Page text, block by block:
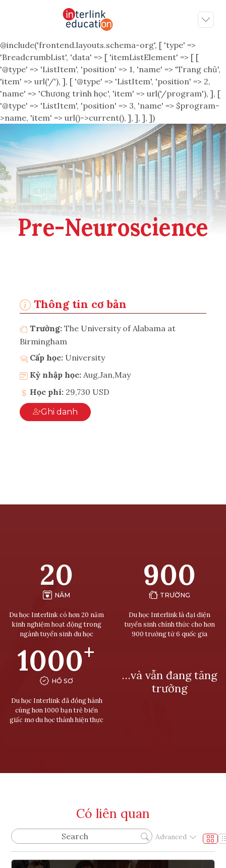
@include('frontend.layouts.schema-org', [ 'type' =>
'BreadcrumbList', 'data' => [ 'itemListElement' => [ [
'@type' => 'ListItem', 'position' => 1, 'name' => 'Trang chủ',
'item' => url('/'), ], [ '@type' => 'ListItem', 'position' => 2,
'name' => 'Chương trình học', 'item' => url('/program'), ], [
'@type' => 'ListItem', 'position' => 3, 'name' => $program-
>name, 'item' => url()->current(), ], ], ], ])
Pre-Neuroscience
Thông tin cơ bản
Trường: The University of Alabama at
Birmingham
Cấp học: University
Kỳ nhập học: Aug,Jan,May
Học phí: 29,730 USD
Ghi danh
20
NĂM
Du học Interlink có hơn 20 năm
kinh nghiệm hoạt động trong
ngành tuyển sinh du học
900
TRƯỜNG
Du học Interlink là đại diện
tuyển sinh chính thức cho hơn
900 trường từ 6 quốc gia
1000+
HỒ SƠ
Du học Interlink đã đồng hành
cùng hơn 1000 bạn trẻ biến
giấc mơ du học thành hiện thực
…và vẫn đang tăng
trưởng
Có liên quan
Advanced